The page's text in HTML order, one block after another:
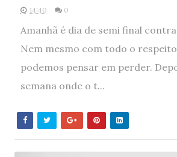
14:40 0
Amanhã é dia de semi final contra
Nem mesmo com todo o
podemos pensar em perder.
semana onde o t...